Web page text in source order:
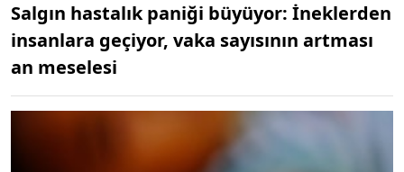
Salgın hastalık paniği büyüyor: İneklerden
insanlara geçiyor, vaka sayısının artması
an meselesi